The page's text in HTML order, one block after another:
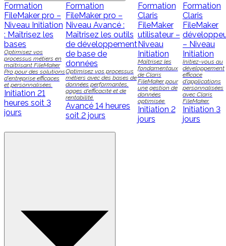
Formation
FileMaker pro –
Niveau Initiation
: Maîtrisez les
bases
Optimisez vos
processus métiers en
maîtrisant FileMaker
Pro pour des solutions
d'entreprise efficaces
et personnalisées.
Initiation 21
heures soit 3
jours
Formation
FileMaker pro –
Niveau Avancé :
Maîtrisez les outils
de développement
de base de
données
Optimisez vos processus
métiers avec des bases de
données performantes,
gages d'efficacité et de
rentabilité.
Avancé 14 heures
soit 2 jours
Formation
Claris
FileMaker
utilisateur –
Niveau
Initiation
Maîtrisez les
fondamentaux
de Claris
FileMaker pour
une gestion de
données
optimisée.
Initiation 2
jours
Formation
Claris
FileMaker
– Niveau
Initiation
Initiez-vous au
développement
efficace
d'applications
personnalisées
avec Claris
FileMaker.
Initiation 3
jours